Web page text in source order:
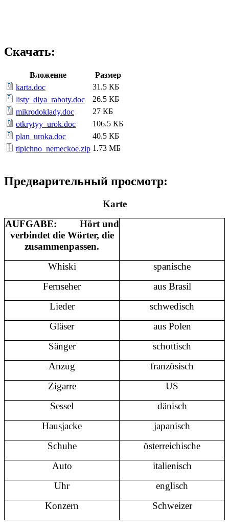
Скачать:
Вложение
Размер
karta.doc
31.5 КБ
listy_dlya_raboty.doc
26.5 КБ
mikrodoklady.doc
27 КБ
otkrytyy_urok.doc
106.5 КБ
plan_uroka.doc
40.5 КБ
tipichno_nemeckoe.zip 1.73 МБ
Предварительный просмотр:
Karte
AUFGABE: Hört und
verbindet die Wörter, die
zusammenpassen.
Whiski
spanische
Fernseher
aus Brasil
Lieder
schwedisch
Gläser
aus Polen
Sänger
schottisch
Anzug
französisch
Zigarre
US
Sessel
dänisch
Hausjacke
japanisch
Schuhe
österreichische
Auto
italienisch
Uhr
englisch
Konzern
Schweizer